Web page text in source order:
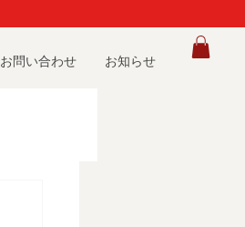
お問い合わせ お知らせ